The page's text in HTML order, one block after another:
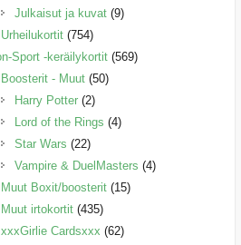
Julkaisut ja kuvat (9)
Urheilukortit (754)
Sport -keräilykortit (569)
Boosterit - Muut (50)
Harry Potter (2)
Lord of the Rings (4)
Star Wars (22)
Vampire & DuelMasters (4)
Muut Boxit/boosterit (15)
Muut irtokortit (435)
xxxGirlie Cardsxxx (62)